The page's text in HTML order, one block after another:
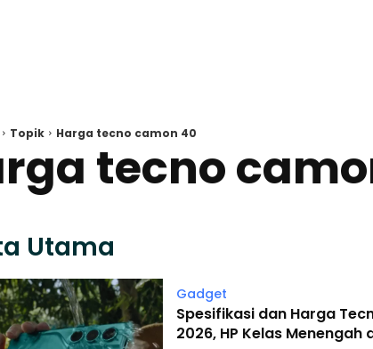
Topik Harga tecno camon 40
tecno
Utama
Gadget
Spesifikasi dan Harga
2026, HP Kelas